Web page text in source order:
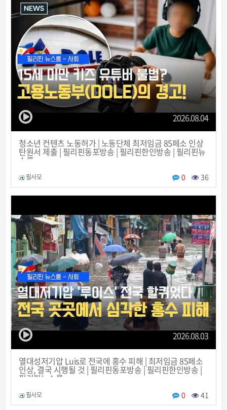
2026.08.04
청소년 컨텐츠 노동허가 | 노동단체 최저임금 85페소 인상
탄원서 제출 | 필리핀동포방송 | 필리핀한인방송 | 필리핀뉴
스룸
필사모 0 36
2026.08.03
열대성저기압 Luis로 전국에 홍수 피해 | 최저임금 85페소
인상, 결국 시행될 것 | 필리핀동포방송 | 필리핀한인방송 |
필리핀뉴스룸
필사모 0 41